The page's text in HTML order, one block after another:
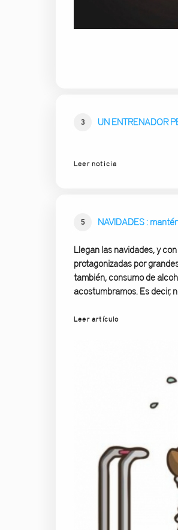
3 UN ENTRENADOR
Leer noticia
5 NAVIDADES :
Llegan las navidades, y
protagonizadas por
también, consumo de
acostumbramos. Es decir,
Leer artículo